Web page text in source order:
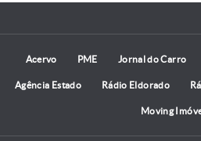
Acervo PME Jornal do Carro
Agência Estado Rádio Eldorado
Moving